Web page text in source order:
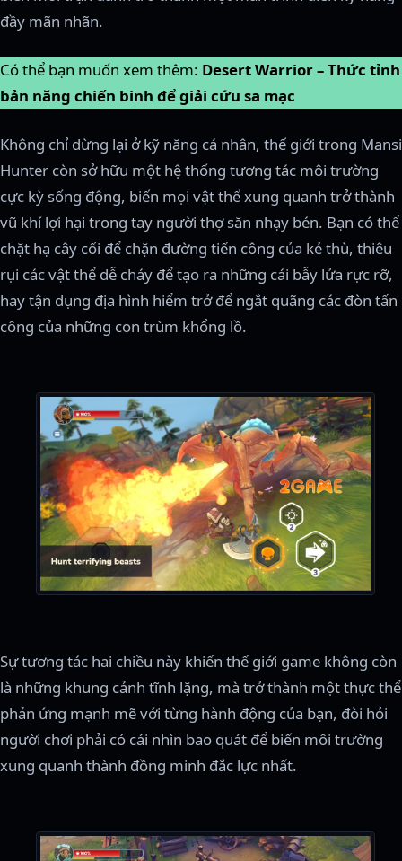
đầy mãn nhãn.
Có thể bạn muốn xem thêm: Desert Warrior – Thức tỉnh
bản năng chiến binh để giải cứu sa mạc
Không chỉ dừng lại ở kỹ năng cá nhân, thế giới trong Mansi
Hunter còn sở hữu một hệ thống tương tác môi trường
cực kỳ sống động, biến mọi vật thể xung quanh trở thành
vũ khí lợi hại trong tay người thợ săn nhạy bén. Bạn có thể
chặt hạ cây cối để chặn đường tiến công của kẻ thù, thiêu
rụi các vật thể dễ cháy để tạo ra những cái bẫy lửa rực rỡ,
hay tận dụng địa hình hiểm trở để ngắt quãng các đòn tấn
công của những con trùm khổng lồ.
Sự tương tác hai chiều này khiến thế giới game không còn
là những khung cảnh tĩnh lặng, mà trở thành một thực thể
phản ứng mạnh mẽ với từng hành động của bạn, đòi hỏi
người chơi phải có cái nhìn bao quát để biến môi trường
xung quanh thành đồng minh đắc lực nhất.